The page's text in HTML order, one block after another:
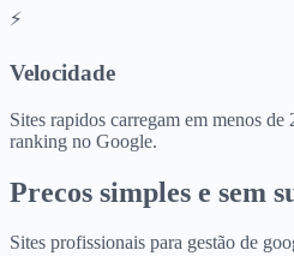
⚡
Velocidade
Sites rapidos carregam em menos de
ranking no Google.
Precos simples e sem
Sites profissionais para gestão de